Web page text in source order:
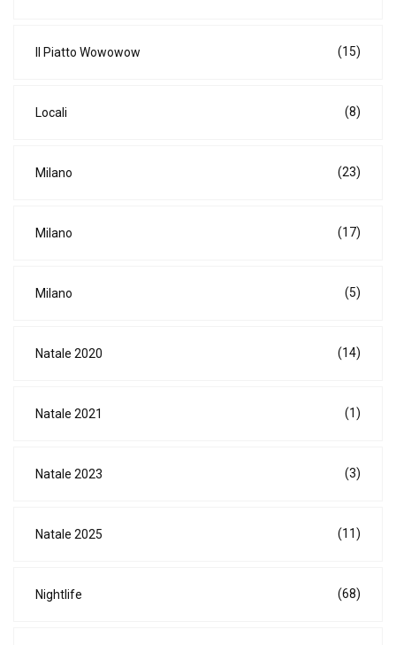
Il Piatto Wowowow (15)
Locali (8)
Milano (23)
Milano (17)
Milano (5)
Natale 2020 (14)
Natale 2021 (1)
Natale 2023 (3)
Natale 2025 (11)
Nightlife (68)